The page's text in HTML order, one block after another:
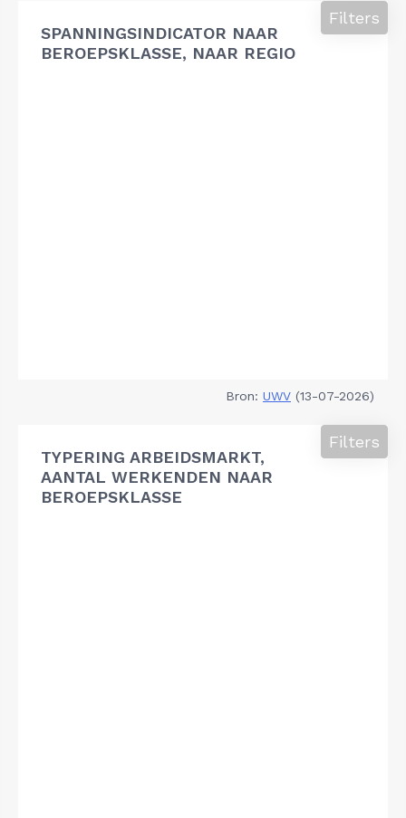
SPANNINGSINDICATOR NAAR
BEROEPSKLASSE, NAAR REGIO
Filters
Bron: UWV (13-07-2026)
TYPERING ARBEIDSMARKT,
AANTAL WERKENDEN NAAR
BEROEPSKLASSE
Filters